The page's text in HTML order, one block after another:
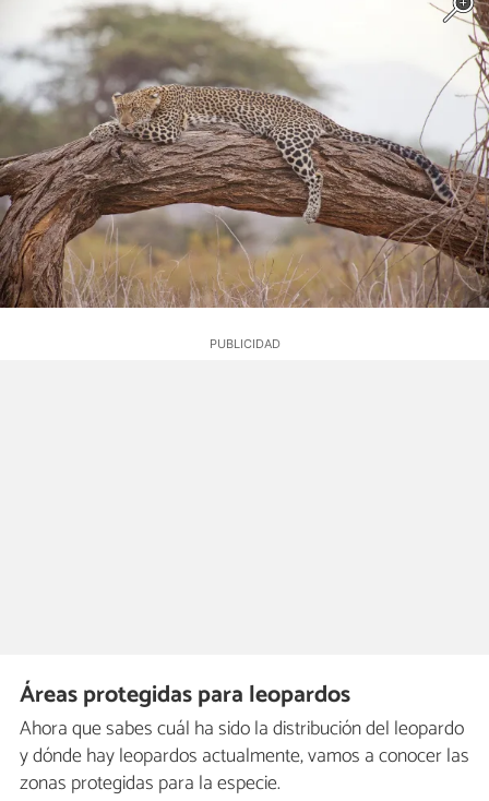
Áreas protegidas para leopardos
Ahora que sabes cuál ha sido la distribución del leopardo
y dónde hay leopardos actualmente, vamos a conocer las
zonas protegidas para la especie.